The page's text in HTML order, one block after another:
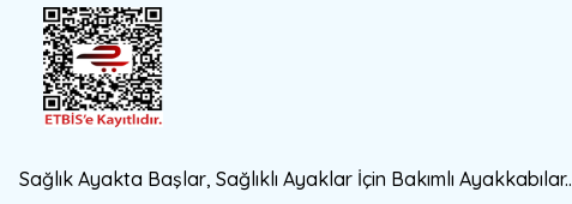
Sağlık Ayakta Başlar, Sağlıklı Ayaklar İçin Bakımlı Ayakkabılar..